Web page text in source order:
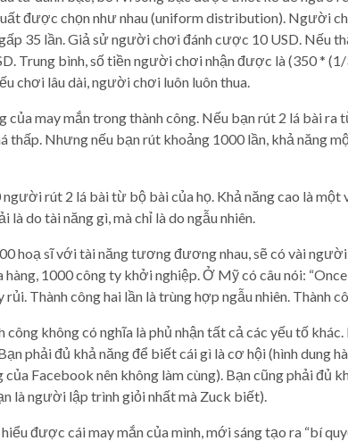
được chọn như nhau (uniform distribution). Người
35 lần. Giả sử người chơi đánh cược 10 USD. Nếu
Trung bình, số tiền người chơi nhận được là (350 *
chơi lâu dài, người chơi luôn luôn thua.
may mắn trong thành công. Nếu bạn rút 2 lá bài ra
Nhưng nếu bạn rút khoảng 1000 lần, khả năng
rút 2 lá bài từ bộ bài của họ. Khả năng cao là
do tài năng gì, mà chỉ là do ngẫu nhiên.
hoạ sĩ với tài năng tương đương nhau, sẽ có vài
1000 công ty khởi nghiệp. Ở Mỹ có câu nói:
rủi. Thành công hai lần là trùng hợp ngẫu nhiên. Thành
không có nghĩa là phủ nhận tất cả các yếu tố
phải đủ khả năng để biết cái gì là cơ hội (hình dung
Facebook nên không làm cùng). Bạn cũng phải đủ
là người lập trình giỏi nhất mà Zuck biết).
được cái may mắn của mình, mới sáng tạo ra “bí